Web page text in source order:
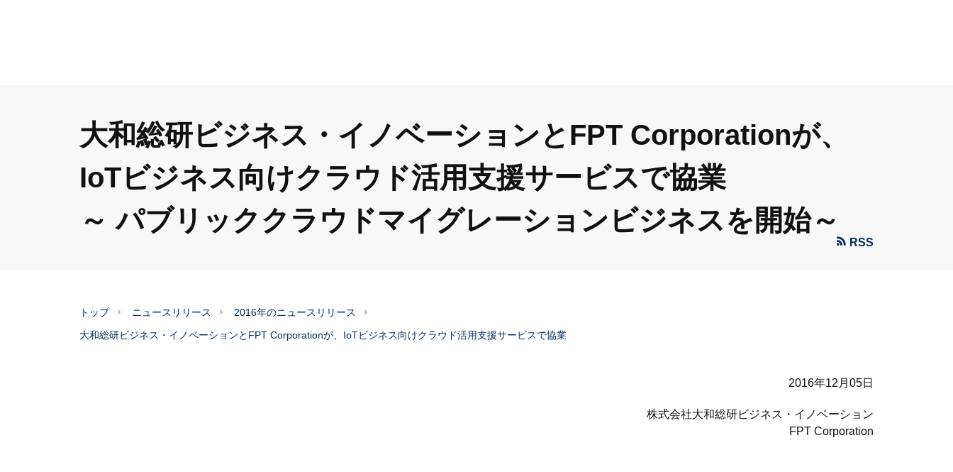
大和総研ビジネス・イノベーションとFPT Corporationが、
IoTビジネス向けクラウド活用支援サービスで協業
～ パブリッククラウドマイグレーションビジネスを開始～
RSS
トップ ニュースリリース
2016年のニュースリリース
大和総研ビジネス・イノベーションとFPT Corporationが、IoTビジネス向けクラウド活用支援サービスで協業
2016年12月05日
株式会社大和総研ビジネス・イノベーション
FPT Corporation